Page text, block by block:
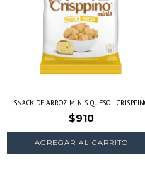
SNACK DE ARROZ MINIS QUESO -
$910